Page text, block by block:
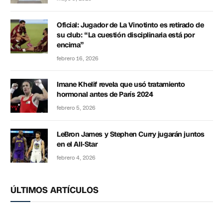
Oficial: Jugador de La Vinotinto es retirado de
su club: “La cuestión disciplinaria está por
encima”
febrero 16, 2026
Imane Khelif revela que usó tratamiento
hormonal antes de París 2024
febrero 5, 2026
LeBron James y Stephen Curry jugarán juntos
en el All-Star
febrero 4, 2026
ÚLTIMOS ARTÍCULOS